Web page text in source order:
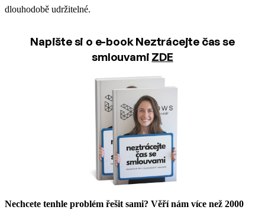
dlouhodobě udržitelné.
Napište si o e-book Neztrácejte čas se
smlouvami ZDE
Nechcete tenhle problém řešit sami? Věří nám více než 2000